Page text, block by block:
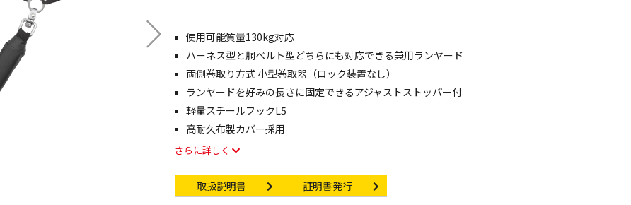
動画を見る
使用可能質量130kg対応
ハーネス型と胴ベルト型どちらにも対応できる兼用ランヤード
両側巻取り方式 小型巻取器（ロック装置なし）
ランヤードを好みの長さに固定できるアジャストストッパー付
軽量スチールフックL5
高耐久布製カバー採用
さらに詳しく
Instruction manual
取扱説明書 Certificate Issuance
証明書発行